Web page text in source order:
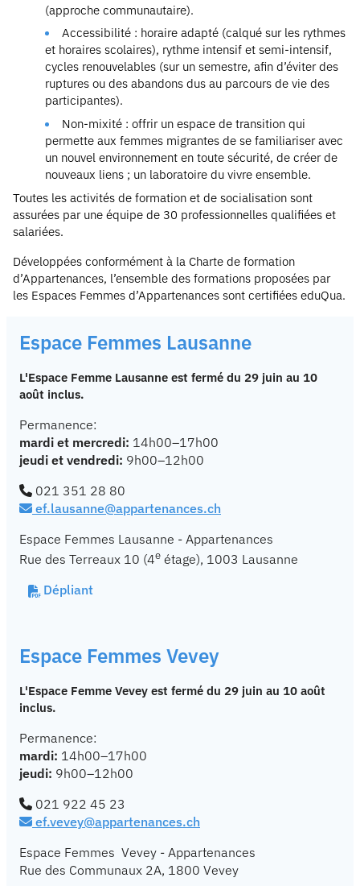
(approche communautaire).
Accessibilité : horaire adapté (calqué sur les rythmes
et horaires scolaires), rythme intensif et semi-intensif,
cycles renouvelables (sur un semestre, afin d’éviter des
ruptures ou des abandons dus au parcours de vie des
participantes).
Non-mixité : offrir un espace de transition qui
permette aux femmes migrantes de se familiariser avec
un nouvel environnement en toute sécurité, de créer de
nouveaux liens ; un laboratoire du vivre ensemble.
Toutes les activités de formation et de socialisation sont
assurées par une équipe de 30 professionnelles qualifiées et
salariées.
Développées conformément à la Charte de formation
d’Appartenances, l’ensemble des formations proposées par
les Espaces Femmes d’Appartenances sont certifiées eduQua.
Espace Femmes Lausanne
L'Espace Femme Lausanne est fermé du 29 juin au 10
août inclus.
Permanence:
mardi et mercredi: 14h00–17h00
jeudi et vendredi: 9h00–12h00
021 351 28 80
ef.lausanne@appartenances.ch
Espace Femmes Lausanne - Appartenances
Rue des Terreaux 10 (4e étage), 1003 Lausanne
Dépliant
Espace Femmes Vevey
L'Espace Femme Vevey est fermé du 29 juin au 10 août
inclus.
Permanence:
mardi: 14h00–17h00
jeudi: 9h00–12h00
021 922 45 23
ef.vevey@appartenances.ch
Espace Femmes Vevey - Appartenances
Rue des Communaux 2A, 1800 Vevey